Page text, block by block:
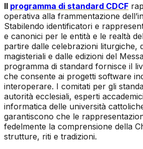
Il programma di standard CDCF
operativa alla frammentazione
Stabilendo identificatori e
e canonici per le entità e le realtà
partire dalle celebrazioni liturgiche,
magisteriali e dalle edizioni del
programma di standard fornisce il
che consente ai progetti software
interoperare. I comitati per gli
autorità ecclesiali, esperti
informatica delle università
garantiscono che le
fedelmente la comprensione della
strutture, riti e tradizioni.